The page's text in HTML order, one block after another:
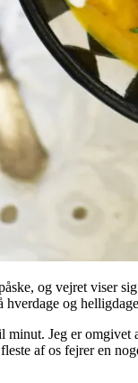
og vejret viser
hverdage og
Jeg er
af os fejrer en